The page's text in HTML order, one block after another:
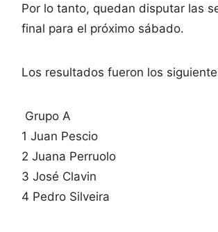
Por lo tanto, quedan disputar las
final para el próximo sábado.
Los resultados fueron los
Grupo A
1 Juan Pescio
2 Juana Perruolo
3 José Clavin
4 Pedro Silveira